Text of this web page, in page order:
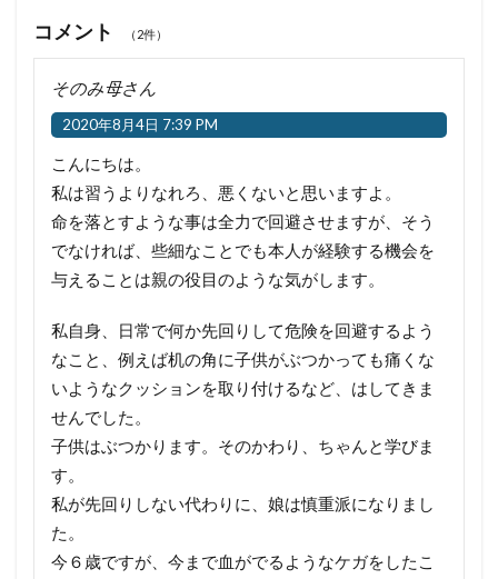
コメント （2件）
そのみ母さん
2020年8月4日 7:39 PM
こんにちは。
私は習うよりなれろ、悪くないと思いますよ。
命を落とすような事は全力で回避させますが、そう
でなければ、些細なことでも本人が経験する機会を
与えることは親の役目のような気がします。
私自身、日常で何か先回りして危険を回避するよう
なこと、例えば机の角に子供がぶつかっても痛くな
いようなクッションを取り付けるなど、はしてきま
せんでした。
子供はぶつかります。そのかわり、ちゃんと学びま
す。
私が先回りしない代わりに、娘は慎重派になりまし
た。
今６歳ですが、今まで血がでるようなケガをしたこ